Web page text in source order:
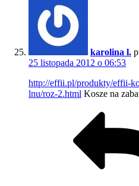
karolina l.
25 listopada 2012 o 06:53
http://effii.pl/produkty/effii-
lnu/roz-2.html Kosze na